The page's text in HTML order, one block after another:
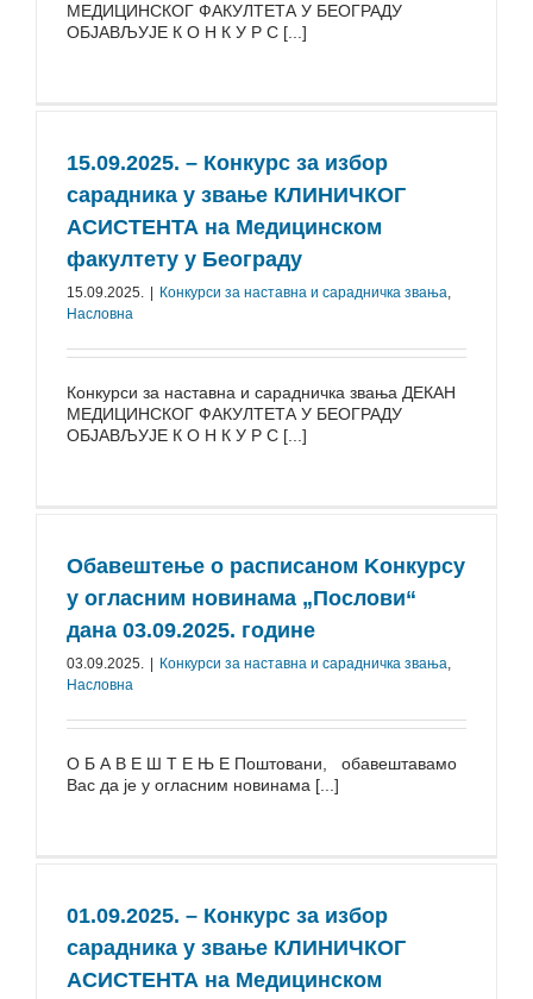
МЕДИЦИНСКОГ ФАКУЛТЕТА У БЕОГРАДУ
ОБЈАВЉУЈЕ К О Н К У Р С [...]
15.09.2025. – Конкурс за избор
сарадника у звање КЛИНИЧКОГ
АСИСТЕНТА на Медицинском
факултету у Београду
15.09.2025. Конкурси за наставна и сарадничка звања,
Насловна
Конкурси за наставна и сарадничка звања ДЕКАН
МЕДИЦИНСКОГ ФАКУЛТЕТА У БЕОГРАДУ
ОБЈАВЉУЈЕ К О Н К У Р С [...]
Обавештење о расписаном Kонкурсу
у огласним новинама „Послови“
дана 03.09.2025. године
03.09.2025. Конкурси за наставна и сарадничка звања,
Насловна
О Б А В Е Ш Т Е Њ Е Поштовани, обавештавамо
Вас да је у огласним новинама [...]
01.09.2025. – Конкурс за избор
сарадника у звање КЛИНИЧКОГ
АСИСТЕНТА на Медицинском